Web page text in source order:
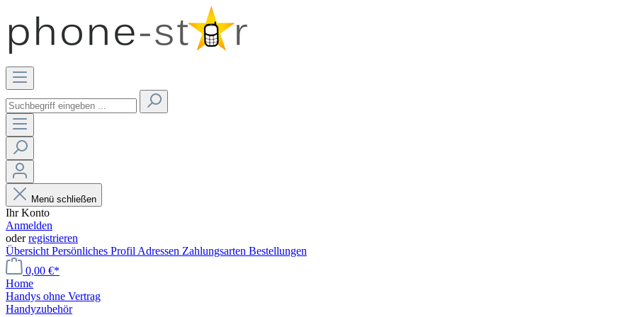
Menü schließen
Ihr Konto
Anmelden
oderregistrieren
Übersicht Persönliches Profil Adressen Zahlungsarten Bestellungen
0,00 €*
Home
Handys ohne Vertrag
Handyzubehör